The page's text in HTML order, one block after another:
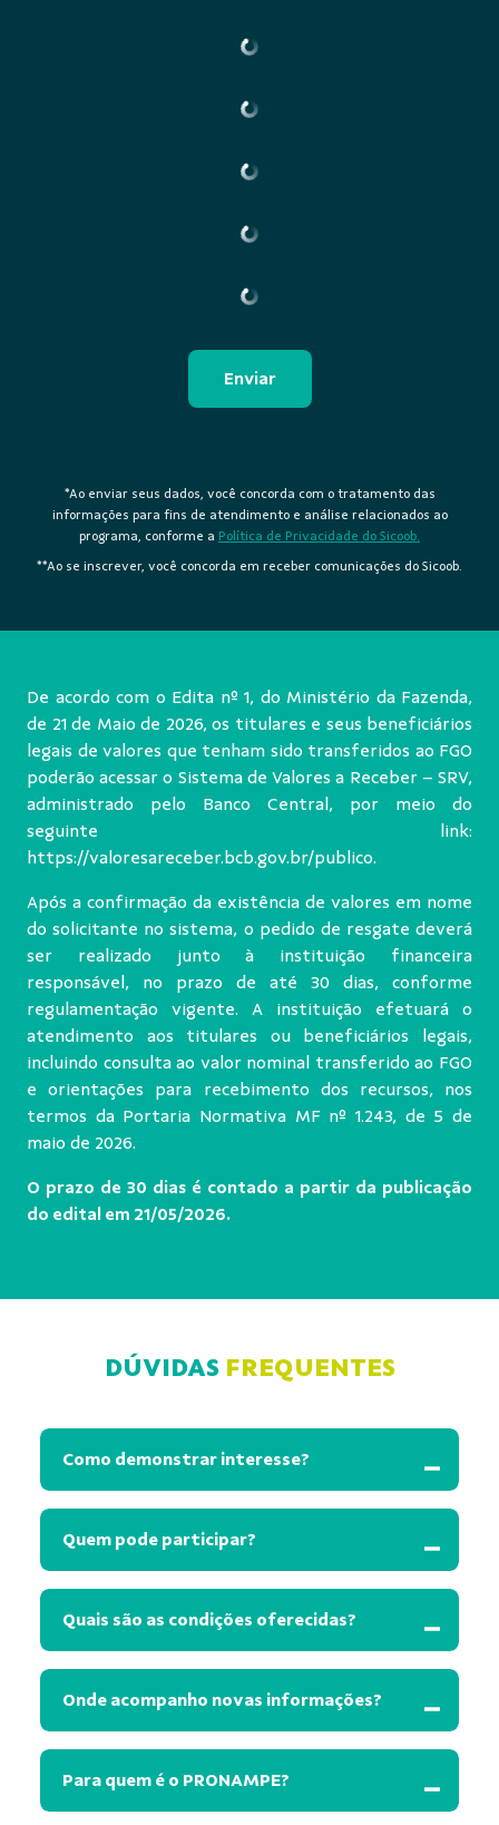
*Ao enviar seus dados, você concorda com o tratamento das
informações para fins de atendimento e análise relacionados ao
programa, conforme a Política de Privacidade do Sicoob.
**Ao se inscrever, você concorda em receber comunicações do Sicoob.
De acordo com o Edita nº 1, do Ministério da Fazenda,
de 21 de Maio de 2026, os titulares e seus beneficiários
legais de valores que tenham sido transferidos ao FGO
poderão acessar o Sistema de Valores a Receber – SRV,
administrado pelo Banco Central, por meio do
seguinte link:
https://valoresareceber.bcb.gov.br/publico.
Após a confirmação da existência de valores em nome
do solicitante no sistema, o pedido de resgate deverá
ser realizado junto à instituição financeira
responsável, no prazo de até 30 dias, conforme
regulamentação vigente. A instituição efetuará o
atendimento aos titulares ou beneficiários legais,
incluindo consulta ao valor nominal transferido ao FGO
e orientações para recebimento dos recursos, nos
termos da Portaria Normativa MF nº 1.243, de 5 de
maio de 2026.
O prazo de 30 dias é contado a partir da publicação
do edital em 21/05/2026.
DÚVIDAS FREQUENTES
Como demonstrar interesse?
Quem pode participar?
Quais são as condições oferecidas?
Onde acompanho novas informações?
Para quem é o PRONAMPE?